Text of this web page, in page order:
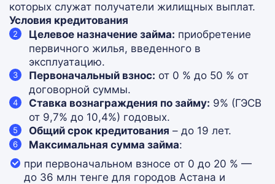
которых служат получатели жилищных выплат.
Условия кредитования
Целевое назначение займа: приобретение
первичного жилья, введенного в
эксплуатацию.
Первоначальный взнос: от 0 % до 50 % от
договорной суммы.
Ставка вознаграждения по займу: 9% (ГЭСВ
от 9,7% до 10,4%) годовых.
Общий срок кредитования – до 19 лет.
Максимальная сумма займа:
при первоначальном взносе от 0 до 20 % —
до 36 млн тенге для городов Астана и